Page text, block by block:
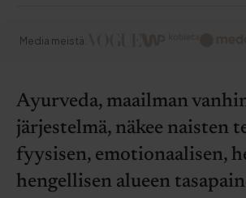
Media meistä:
Ayurveda, maailman
järjestelmä, näkee naisten
fyysisen, emotionaalisen,
hengellisen alueen